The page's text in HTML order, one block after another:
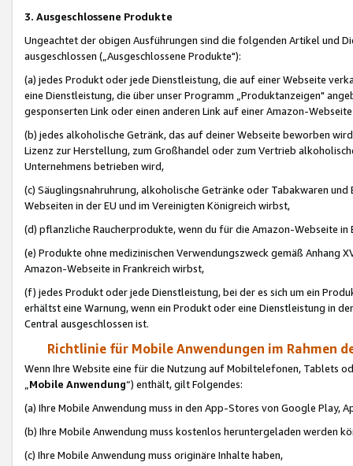
3. Ausgeschlossene Produkte
Ungeachtet der obigen Ausführungen sind die folgenden Artikel und
ausgeschlossen („Ausgeschlossene Produkte"):
(a) jedes Produkt oder jede Dienstleistung, die auf einer Webseite
eine Dienstleistung, die über unser Programm „Produktanzeigen"
gesponserten Link oder einen anderen Link auf einer Amazon-
(b) jedes alkoholische Getränk, das auf deiner Webseite beworben
Lizenz zur Herstellung, zum Großhandel oder zum Vertrieb
Unternehmens betrieben wird,
(c) Säuglingsnahruhrung, alkoholische Getränke oder Tabakwaren
Webseiten in der EU und im Vereinigten Königreich wirbst,
(d) pflanzliche Raucherprodukte, wenn du für die Amazon-Webseite in
(e) Produkte ohne medizinischen Verwendungszweck gemäß Anhang
Amazon-Webseite in Frankreich wirbst,
(f) jedes Produkt oder jede Dienstleistung, bei der es sich um ein
erhältst eine Warnung, wenn ein Produkt oder eine Dienstleistung in
Central ausgeschlossen ist.
Richtlinie für Mobile Anwendungen im Rahmen
Wenn Ihre Website eine für die Nutzung auf Mobiltelefonen, Tablets
„Mobile Anwendung“) enthält, gilt Folgendes:
(a) Ihre Mobile Anwendung muss in den App-Stores von Google Play,
(b) Ihre Mobile Anwendung muss kostenlos heruntergeladen werden
(c) Ihre Mobile Anwendung muss originäre Inhalte haben,